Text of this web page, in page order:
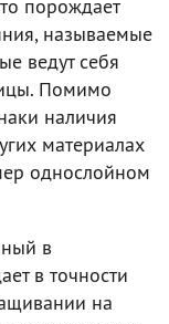
порождает
называемые
ведут себя
Помимо
наличия
материалах
однослойном
в
в точности
на